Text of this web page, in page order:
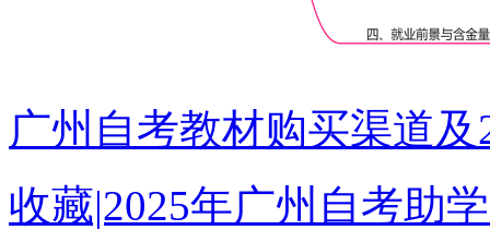
广州自考教材购买渠道
收藏|2025年广州自考助